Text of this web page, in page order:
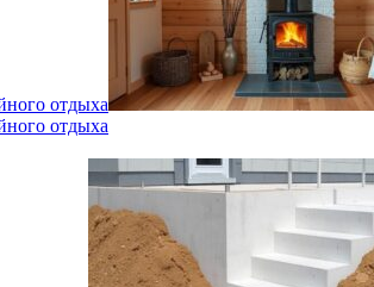
отдыха
отдыха